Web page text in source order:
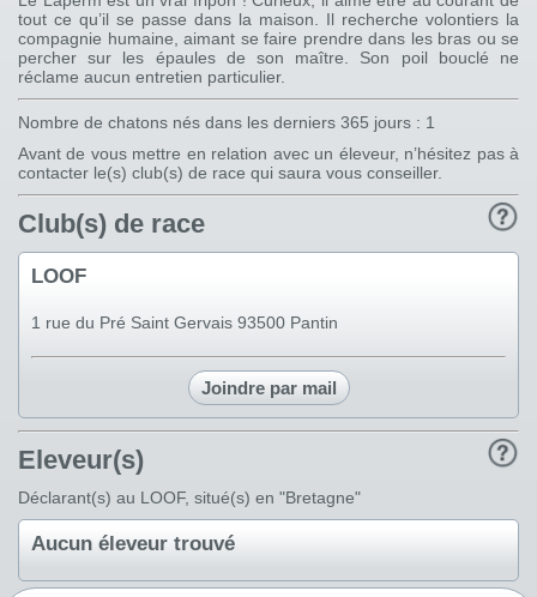
tout ce qu’il se passe dans la maison. Il recherche volontiers la
compagnie humaine, aimant se faire prendre dans les bras ou se
percher sur les épaules de son maître. Son poil bouclé ne
réclame aucun entretien particulier.
Nombre de chatons nés dans les derniers 365 jours : 1
Avant de vous mettre en relation avec un éleveur, n’hésitez pas à
contacter le(s) club(s) de race qui saura vous conseiller.
Club(s) de race
LOOF
1 rue du Pré Saint Gervais 93500 Pantin
Joindre par mail
Eleveur(s)
Déclarant(s) au LOOF, situé(s) en "Bretagne"
Aucun éleveur trouvé